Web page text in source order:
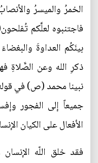
الخمرُ والميسرُ
بينَكُم العداوةَ
نبينا محمد (ص) في
جميعاً إلى الفجور
الأفعال على الكيان
فقد خلق اللّه